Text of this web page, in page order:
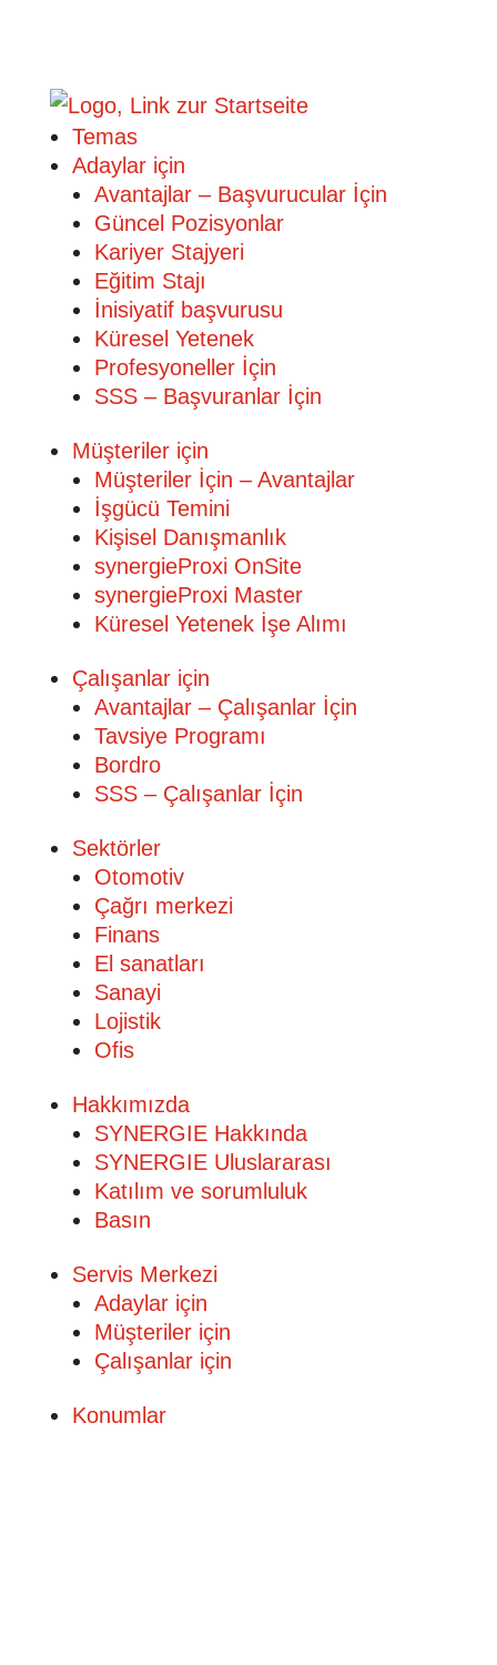
Temas
Adaylar için
Avantajlar – Başvurucular İçin
Güncel Pozisyonlar
Kariyer Stajyeri
Eğitim Stajı
İnisiyatif başvurusu
Küresel Yetenek
Profesyoneller İçin
SSS – Başvuranlar İçin
Müşteriler için
Müşteriler İçin – Avantajlar
İşgücü Temini
Kişisel Danışmanlık
synergieProxi OnSite
synergieProxi Master
Küresel Yetenek İşe Alımı
Çalışanlar için
Avantajlar – Çalışanlar İçin
Tavsiye Programı
Bordro
SSS – Çalışanlar İçin
Sektörler
Otomotiv
Çağrı merkezi
Finans
El sanatları
Sanayi
Lojistik
Ofis
Hakkımızda
SYNERGIE Hakkında
SYNERGIE Uluslararası
Katılım ve sorumluluk
Basın
Servis Merkezi
Adaylar için
Müşteriler için
Çalışanlar için
Konumlar